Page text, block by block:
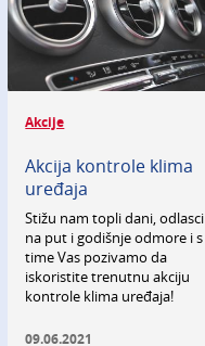
Akcije
Akcija kontrole klima
uređaja
Stižu nam topli dani, odlasci
na put i godišnje odmore i s
time Vas pozivamo da
iskoristite trenutnu akciju
kontrole klima uređaja!
09.06.2021